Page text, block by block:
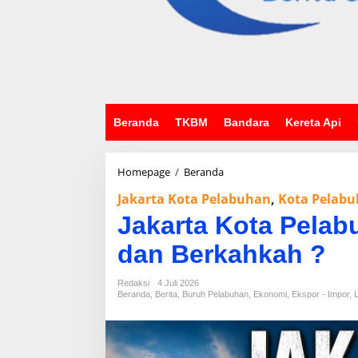
Beranda TKBM Bandara Kereta Api
Homepage / Beranda
k
a
r
a
t
P
e
Jakarta Kota Pelabuhan, Kota
Jakarta Kota
dan Berkahkah ?
Redaksi
4 Juli 2026
Beranda
Berita Buruh Pelabuhan Ekonomi Ekspor - Impor,